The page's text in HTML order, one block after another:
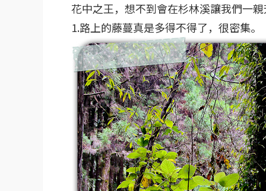
花中之王，想不到會在杉林溪讓我們一
1.路上的藤蔓真是多得不得了，很密集。